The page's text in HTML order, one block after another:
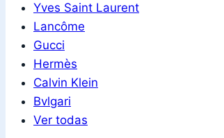
Yves Saint Laurent
Lancôme
Gucci
Hermès
Calvin Klein
Bvlgari
Ver todas